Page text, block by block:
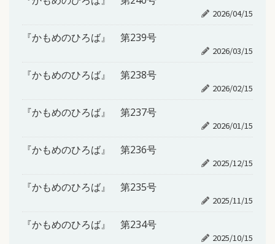
2026/04/15
『かもめのひろば』 第239号
2026/03/15
『かもめのひろば』 第238号
2026/02/15
『かもめのひろば』 第237号
2026/01/15
『かもめのひろば』 第236号
2025/12/15
『かもめのひろば』 第235号
2025/11/15
『かもめのひろば』 第234号
2025/10/15